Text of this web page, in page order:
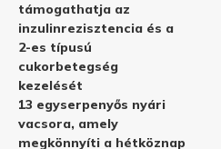
támogathatja az
inzulinrezisztencia és a
2-es típusú
cukorbetegség
kezelését
13 egyserpenyős nyári
vacsora, amely
megkönnyíti a hétköznap